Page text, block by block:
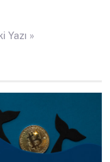
Yazı »